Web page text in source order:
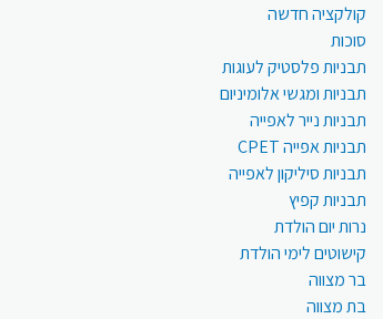
קולקציה חדשה
סוכות
תבניות פלסטיק לעוגות
תבניות ומגשי אלומיניום
תבניות נייר לאפייה
תבניות אפייה CPET
תבניות סיליקון לאפייה
תבניות קפיץ
נרות יום הולדת
קישוטים לימי הולדת
בר מצווה
בת מצווה